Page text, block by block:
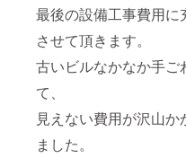
最後の設備工事費用に
させて頂きます。
古いビルなかなか手ご
て、
見えない費用が沢山か
ました。